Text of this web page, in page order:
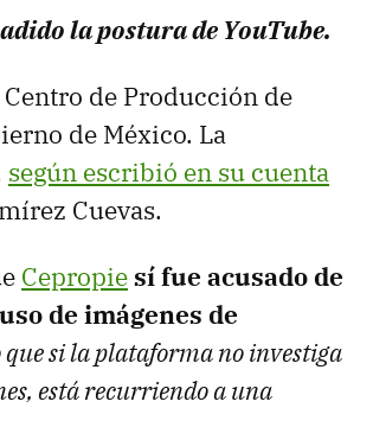
la postura de YouTube.
Centro de Producción de
de México. La
según escribió en su cuenta
Cuevas.
Cepropiesí fue acusado de
de imágenes de
que si la plataforma no investiga
está recurriendo a una